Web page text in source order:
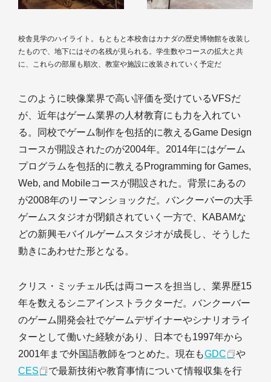
校舎見学のハイライト。もともと本校舎はカナダの歴史博物館を改装し
たもので、地下にはその名残が見られる。学生数やコースの拡大と共
に、これらの部屋も順次、教室や施設に改装されていく予定だ
このように映像業界で高い評価を受けているVFSだ
が、近年はゲーム業界の人材教育にも力を入れてい
る。同校でゲーム制作を包括的に教えるGame Design
コースが開設されたのが2004年。2014年にはゲーム
プログラムを包括的に教えるProgramming for Games,
Web, and Mobileコースが開設された。背景にあるの
が2008年のリーマンショックだ。バンクーバーの大手
ゲームスタジオが閉鎖されていく一方で、KABAMな
どの新興モバイルゲームスタジオが成長し、そうした
動きにあわせた形となる。
クリス・ミッチェル氏は両コースを担当し、業界歴15
年を数えるシニアインストラクターだ。バンクーバー
のゲーム開発会社でゲームデザイナーやシナリオライ
ターとして働いた経験があり、日本でも1997年から
2001年まで外国語教師をつとめた。現在もGDC
や
CES
で最新技術や教育事情について情報収集を行